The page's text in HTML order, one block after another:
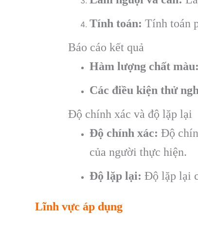
Tính toán: Tính toán
Báo cáo kết quả
Hàm lượng chất màu:
Các điều kiện thử
Độ chính xác và độ lặp lại
Độ chính xác: Độ
của người thực hiện.
Độ lặp lại: Độ lặp lại
Lĩnh vực áp dụng